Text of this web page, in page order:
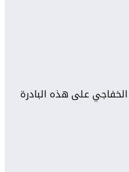
على هذه البادرة